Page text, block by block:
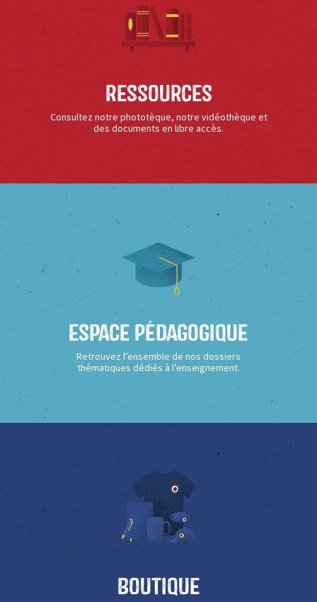
Ressources
Consultez notre phototèque, notre vidéothèque et
des documents en libre accès.
Espace Pédagogique
Retrouvez l’ensemble de nos dossiers
thématiques dédiés à l’enseignement.
Boutique